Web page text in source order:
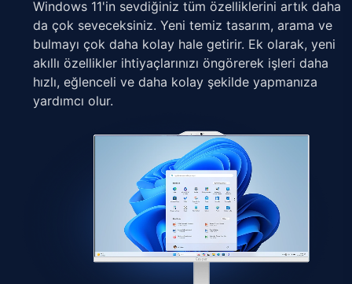
Windows 11'in sevdiğiniz tüm özelliklerini artık daha
da çok seveceksiniz. Yeni temiz tasarım, arama ve
bulmayı çok daha kolay hale getirir. Ek olarak, yeni
akıllı özellikler ihtiyaçlarınızı öngörerek işleri daha
hızlı, eğlenceli ve daha kolay şekilde yapmanıza
yardımcı olur.